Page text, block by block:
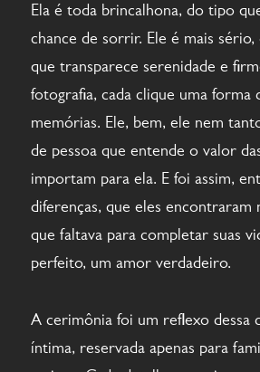
Ela é toda brincalhona, do tipo
chance de sorrir. Ele é mais
que transparece serenidade e
fotografia, cada clique uma forma
memórias. Ele, bem, ele nem
de pessoa que entende o valor
importam para ela. E foi assim,
diferenças, que eles
que faltava para completar suas
perfeito, um amor verdadeiro.
A cerimônia foi um reflexo dessa
íntima, reservada apenas para